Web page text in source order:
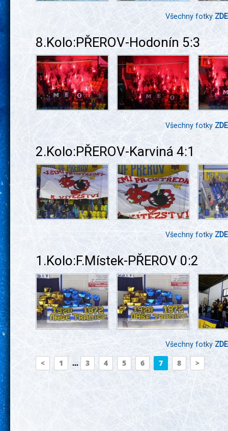
Všechny fotky ZDE
8.Kolo:PŘEROV-Hodonín 5:3
Všechny fotky ZDE
2.Kolo:PŘEROV-Karviná 4:1
Všechny fotky ZDE
1.Kolo:F.Místek-PŘEROV 0:2
Všechny fotkyZDE
< 1 ... 3 4 5 6 7 8 >